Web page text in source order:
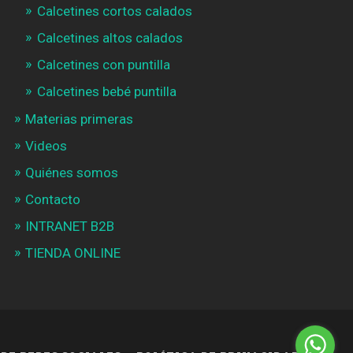
Calcetines cortos calados
Calcetines altos calados
Calcetines con puntilla
Calcetines bebé puntilla
Materias primeras
Videos
Quiénes somos
Contacto
INTRANET B2B
TIENDA ONLINE